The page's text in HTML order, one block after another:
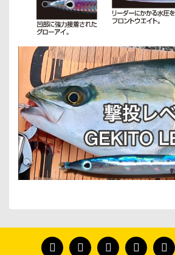
tanısın.
formunu kullanarak tarafımıza
Görüş ve önerileriniz için teşekkür